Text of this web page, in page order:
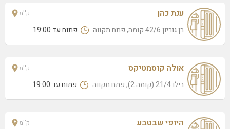
ענת כהן
בן גוריון 42/6 קומה, פתח תקווה פתוח עד 19:00
ק''מ
אולה קוסמטיקס
בילו 21/4 (קומה 2), פתח תקווה פתוח עד 19:00
ק''מ
היופי שבטבע ק''מ